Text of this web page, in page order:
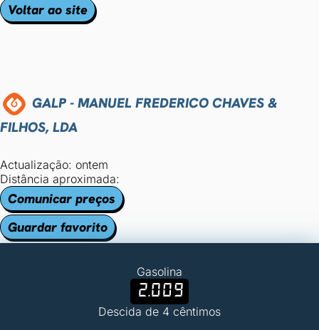
Voltar ao site
GALP - MANUEL FREDERICO CHAVES &
FILHOS, LDA
Actualização: ontem
Distância aproximada:
Comunicar preços
Guardar favorito
Gasolina
2.009
Descida de 4 cêntimos